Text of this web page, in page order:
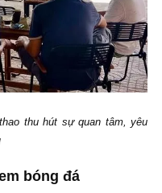
thu hút sự quan tâm, yêu
bóng đá